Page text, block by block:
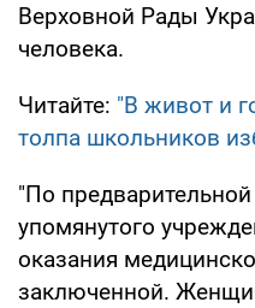
Верховной Рады
человека.
Читайте: "В живот и
толпа школьников
"По
упомянутого
оказания
заключенной.